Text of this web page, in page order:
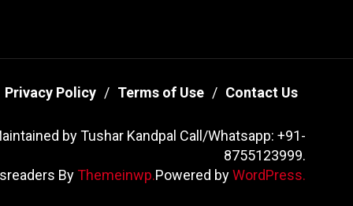
Privacy Policy Terms of Use Contact Us
by Tushar Kandpal Call/Whatsapp: +91-
8755123999.
By Themeinwp.Powered byWordPress.